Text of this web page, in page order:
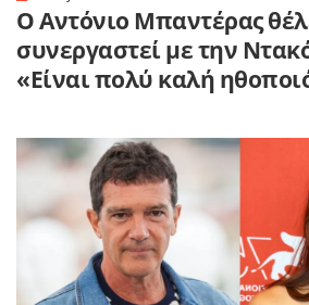
Ο Αντόνιο Μπαντέρας
συνεργαστεί με την
«Είναι πολύ καλή